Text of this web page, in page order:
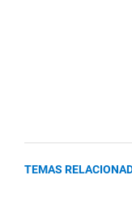
TEMAS